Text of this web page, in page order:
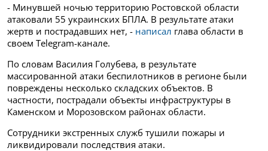
- Минувшей ночью территорию Ростовской области
атаковали 55 украинских БПЛА. В результате атаки
жертв и пострадавших нет, - написал глава области в
своем Telegram-канале.
По словам Василия Голубева, в результате
массированной атаки беспилотников в регионе были
повреждены несколько складских объектов. В
частности, пострадали объекты инфраструктуры в
Каменском и Морозовском районах области.
Сотрудники экстренных служб тушили пожары и
ликвидировали последствия атаки.